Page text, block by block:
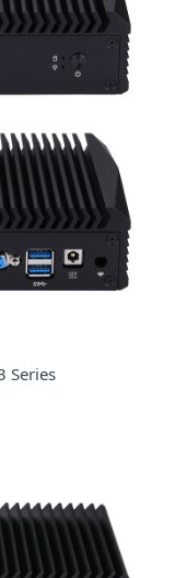
Series